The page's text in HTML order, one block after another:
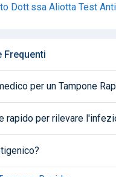
Dott.ssa Aliotta Test
Frequenti
per un Tampone
rapido per rilevare